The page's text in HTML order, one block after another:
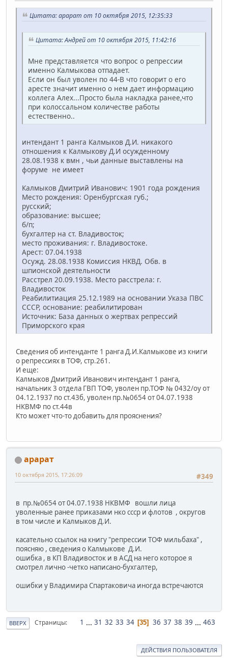
Цитата: арарат от 10 октября 2015, 12:35:33
Цитата: Андрей от 10 октября 2015, 11:42:16
Мне представляется что вопрос о репрессии
именно Калмыкова отпадает.
Если он был уволен по 44-В что говорит о его
аресте значит именно о нем дает информацию
коллега Алех...Просто была накладка ранее,что
при колоссальном количестве работы
естественно..
интендант 1 ранга Калмыков Д.И. никакого
отношения к Калмыкову Д.И осужденному
28.08.1938 к вмн , чьи данные выставлены на
форуме не имеет
Калмыков Дмитрий Иванович: 1901 года рождения
Место рождения: Оренбургская губ.;
русский;
образование: высшее;
б/п;
бухгалтер на ст. Владивосток;
место проживания: г. Владивостоке.
Арест: 07.04.1938
Осужд. 28.08.1938 Комиссия НКВД. Обв. в
шпионской деятельности
Расстрел 20.09.1938. Место расстрела: г.
Владивосток
Реабилитиация 25.12.1989 на основании Указа ПВС
СССР, основание: реабилитирован
Источник: База данных о жертвах репрессий
Приморского края
Сведения об интенданте 1 ранга Д.И.Калмыкове из книги
о репрессиях в ТОФ, стр.261.
И еще:
Калмыков Дмитрий Иванович интендант 1 ранга,
начальник 3 отдела ГВП ТОФ, уволен пр.ТОФ № 0432/оу от
04.12.1937 по ст.43б, уволен пр.№0654 от 04.07.1938
НКВМФ по ст.44в
Кто может что-то добавить для прояснения?
арарат
#349
10 октября 2015, 17:26:09
в пр.№0654 от 04.07.1938 НКВМФ вошли лица
уволенные ранее приказами нко ссср и флотов , округов
в том числе и Калмыков Д.И.
касательно ссылок на книгу "репрессии ТОФ мильбаха" ,
поясняю , сведения о Калмыкове Д.И.
ошибка , в КП Владивосток и в АСД на него которое я
смотрел лично -четко написано-бухгалтер,
ошибки у Владимира Спартаковича иногда встречаются
ВВЕРХ Страницы 1 ... 31 32 33 34 35 36 37 38 39 ... 463
ДЕЙСТВИЯ ПОЛЬЗОВАТЕЛЯ